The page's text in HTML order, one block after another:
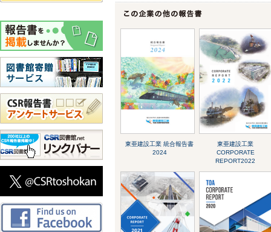
東亜建設工業 統合報告書
2024
東亜建設工業
CORPORATE
REPORT2022